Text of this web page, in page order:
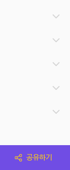
공유하기